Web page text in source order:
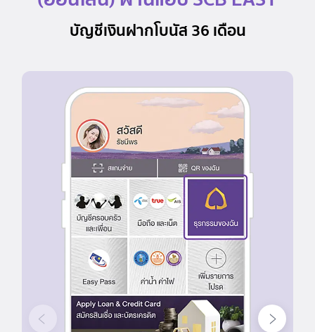
บัญชีเงินฝากโบนัส 36 เดือน
ก่อนหน้า
< ถัดไป
>